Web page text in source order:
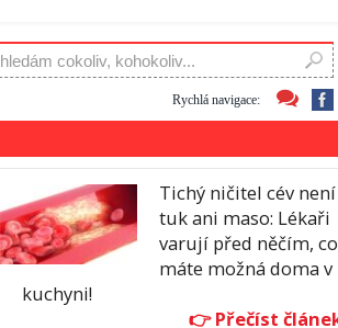
Rychlá navigace:
Tichý ničitel cév není
tuk ani maso: Lékaři
varují před něčím, co
máte možná doma v
kuchyni!